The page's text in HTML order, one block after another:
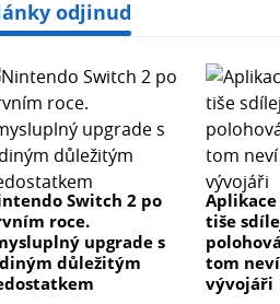
odjinud
Switch 2 po
roce.
upgrade s
důležitým
tiše
tom
vývojáři